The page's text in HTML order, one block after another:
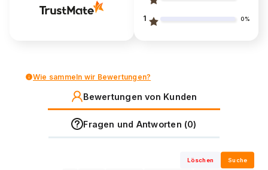
1 0%
Wie sammeln wir Bewertungen?
Bewertungen von Kunden
Fragen und Antworten (0)
Löschen Suche